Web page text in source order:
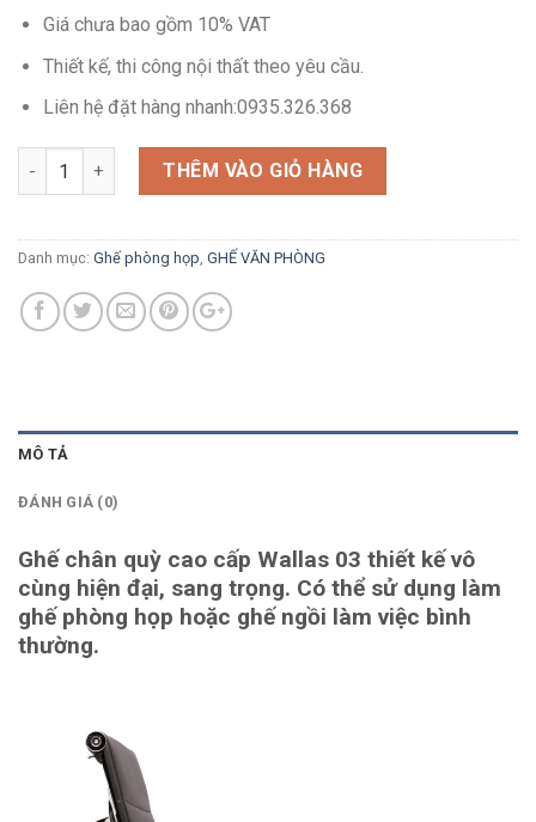
Giá chưa bao gồm 10% VAT
Thiết kế, thi công nội thất theo yêu cầu.
Liên hệ đặt hàng nhanh:0935.326.368
Ghế chân quỳ cao cấp Wallas 03 số lượng
THÊM VÀO GIỎ HÀNG
Danh mục: Ghế phòng họp, GHẾ VĂN PHÒNG
MÔ TẢ
ĐÁNH GIÁ (0)
Ghế chân quỳ cao cấp Wallas 03 thiết kế vô
cùng hiện đại, sang trọng. Có thể sử dụng làm
ghế phòng họp hoặc ghế ngồi làm việc bình
thường.